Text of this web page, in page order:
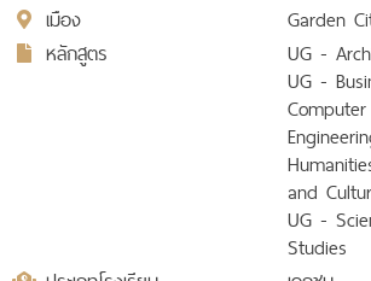
เมือง
Garden
หลักสูตร
UG -
UG -
and
UG -
Studies